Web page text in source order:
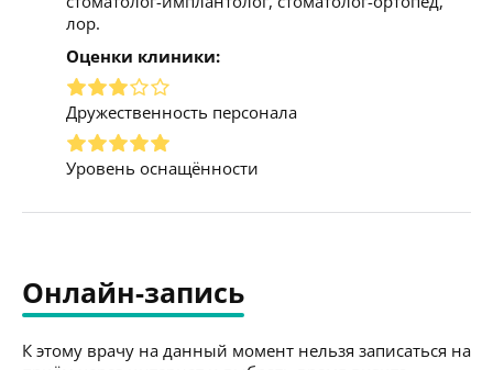
лор.
Оценки клиники:
Дружественность персонала
Уровень оснащённости
Онлайн-запись
К этому врачу на данный момент нельзя записаться на